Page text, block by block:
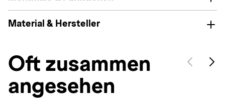
Material & Hersteller
Oft zusammen
angesehen